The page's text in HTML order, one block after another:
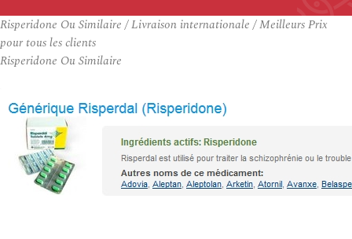
Risperidone Ou Similaire / Livraison internationale / Meilleurs Prix
pour tous les clients
Risperidone Ou Similaire